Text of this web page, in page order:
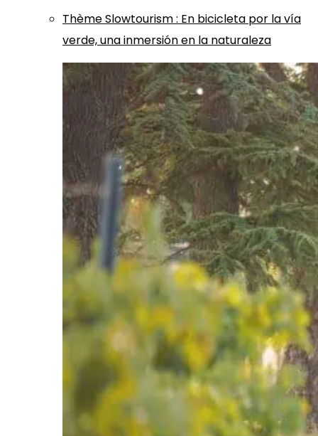
ThèmeSlowtourism: En bicicleta por la vía
verde, una inmersión en la naturaleza